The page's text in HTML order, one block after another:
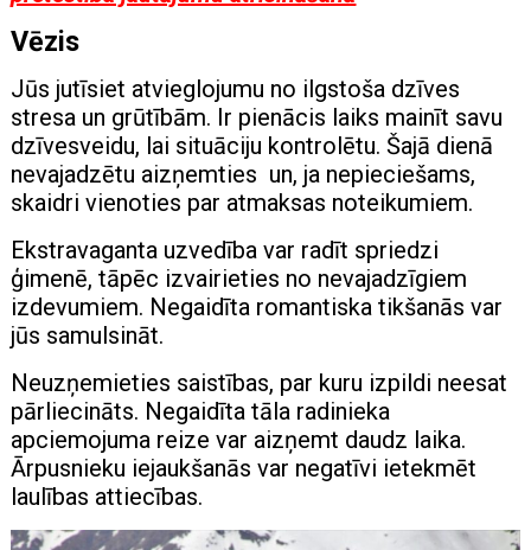
Vēzis
Jūs jutīsiet atvieglojumu no ilgstoša dzīves
stresa un grūtībām. Ir pienācis laiks mainīt savu
dzīvesveidu, lai situāciju kontrolētu. Šajā dienā
nevajadzētu aizņemties un, ja nepieciešams,
skaidri vienoties par atmaksas noteikumiem.
Ekstravaganta uzvedība var radīt spriedzi
ģimenē, tāpēc izvairieties no nevajadzīgiem
izdevumiem. Negaidīta romantiska tikšanās var
jūs samulsināt.
Neuzņemieties saistības, par kuru izpildi neesat
pārliecināts. Negaidīta tāla radinieka
apciemojuma reize var aizņemt daudz laika.
Ārpusnieku iejaukšanās var negatīvi ietekmēt
laulības attiecības.